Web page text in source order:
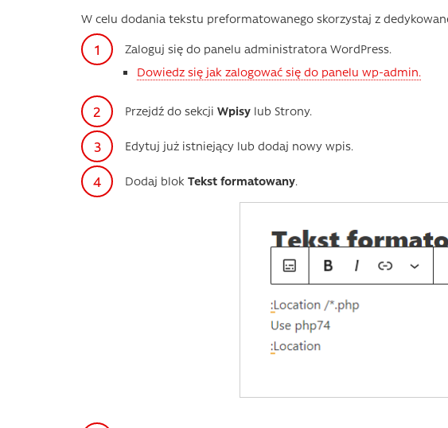
W celu dodania tekstu preformatowanego skorzystaj z
Zaloguj się do panelu administratora WordPress.
Dowiedz się jak zalogować się do panelu wp-admin.
Przejdź do sekcji Wpisy lub Strony.
Edytuj już istniejący lub dodaj nowy wpis.
Dodaj blok Tekst formatowany.